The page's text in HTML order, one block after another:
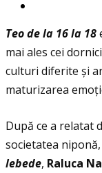
Teo de la 16 la 18
mai ales cei
culturi diferite și
maturizarea
După ce a relatat
societatea
lebede, Raluca